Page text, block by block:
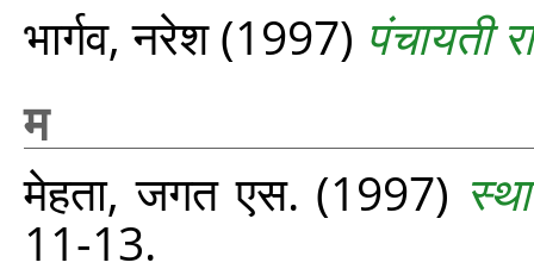
भार्गव, नरेश(1997) पंचायती
म
मेहता, जगत एस. (1997)
11-13.